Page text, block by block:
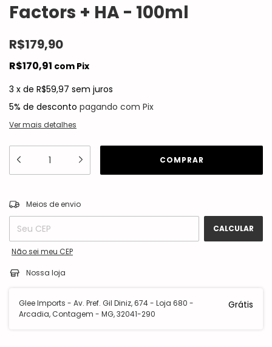
Factors + HA - 100ml
R$179,90
R$170,91 com Pix
3 x de R$59,97 sem juros
5% de desconto pagando com Pix
Ver mais detalhes
Entregas para o CEP:
Meios de envio
CALCULAR
Não sei meu CEP
Nossa loja
Glee Imports - Av. Pref. Gil Diniz, 674 - Loja 680 -
Arcadia, Contagem - MG, 32041-290
Grátis